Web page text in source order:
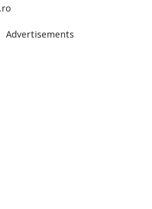
Advertisements